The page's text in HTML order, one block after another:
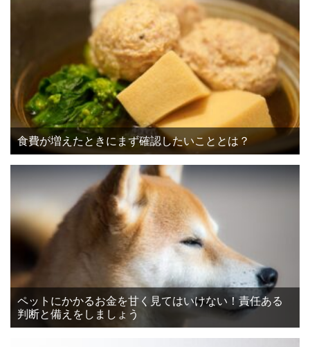
食費が増えたときにまず確認したいこととは？
ペットにかかるお金を甘く見てはいけない！責任ある
判断と備えをしましょう